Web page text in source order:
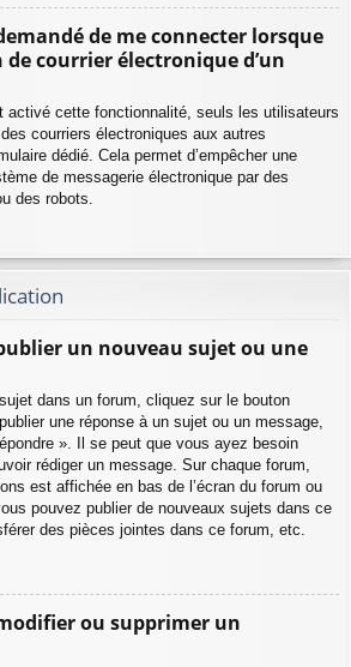
de me connecter lorsque
courrier électronique d’un
activé cette fonctionnalité, seuls les utilisateurs
courriers électroniques aux autres
dédié. Cela permet d’empêcher une
de messagerie électronique par des
des robots.
un nouveau sujet ou une
dans un forum, cliquez sur le bouton
une réponse à un sujet ou un message,
». Il se peut que vous ayez besoin
rédiger un message. Sur chaque forum,
est affichée en bas de l’écran du forum ou
pouvez publier de nouveaux sujets dans ce
des pièces jointes dans ce forum, etc.
ou supprimer un